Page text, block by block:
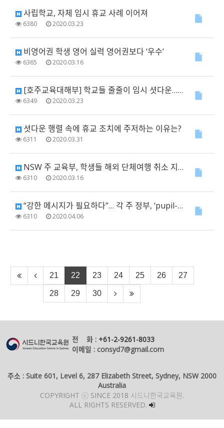
사립학교, 자체 임시 휴교 사례 이어져
6380 2020.03.23
비영어권 학생 영어 실력 영어권보다 ‘우수’
6365 2020.03.16
[호주교육대해부] 학교들 줄줄이 임시 셧다운…대책 마련 시급
6349 2020.03.23
셧다운 행렬 속에 휴교 조치에 주저하는 이유는?
6311 2020.03.31
NSW 주 교육부, 학생들 해외 단체여행 취소 지시
6310 2020.03.16
“강한 메시지가 필요하다”… 각 주 정부, ‘pupil-free’ 선언
6310 2020.04.06
21 22 23 24 25 26 27
28 29 30
전 화 : +61-2-9261-8033
이메일 : consyd7@gmail.com
주소 : Suite 601, Level 6, 287 Elizabeth Street, Sydney, NSW 2000
Australia
COPYRIGHT ⓒ SINCE 2018 시드니한국교육원.
ALL RIGHTS RESERVED.